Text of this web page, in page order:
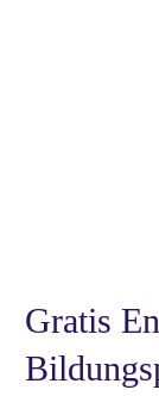
Gratis